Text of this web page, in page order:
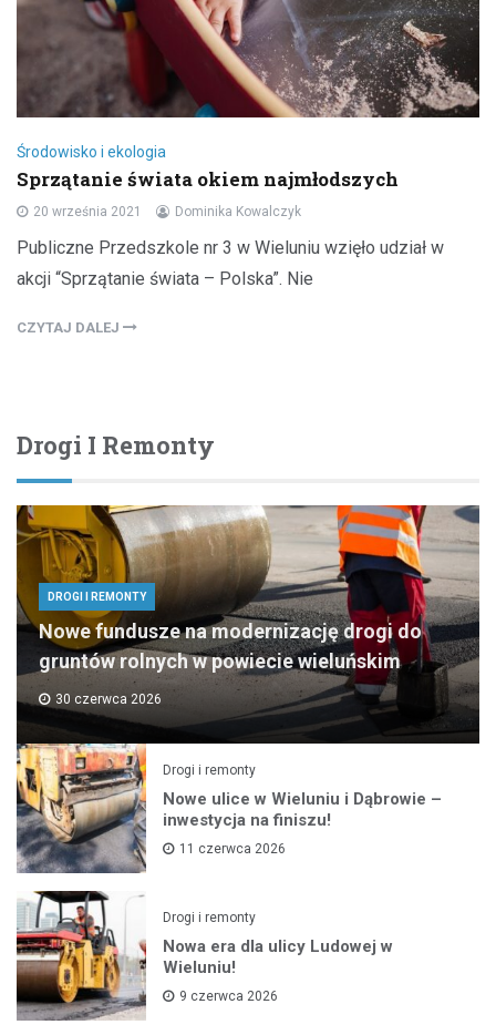
Środowisko i ekologia
Sprzątanie świata okiem najmłodszych
20 września 2021 Dominika Kowalczyk
Publiczne Przedszkole nr 3 w Wieluniu wzięło udział w
akcji “Sprzątanie świata – Polska”. Nie
CZYTAJ DALEJ
Drogi I Remonty
DROGI I REMONTY
Nowe fundusze na modernizację drogi do
gruntów rolnych w powiecie wieluńskim
30 czerwca 2026
Drogi i remonty
Nowe ulice w Wieluniu i Dąbrowie –
inwestycja na finiszu!
11 czerwca 2026
Drogi i remonty
Nowa era dla ulicy Ludowej w
Wieluniu!
9 czerwca 2026